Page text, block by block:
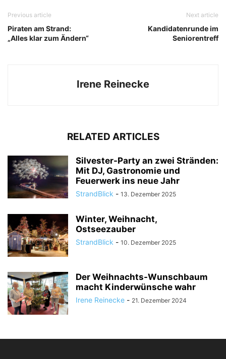
Previous article
Piraten am Strand:
„Alles klar zum Ändern“
Next article
Kandidatenrunde im
Seniorentreff
Irene Reinecke
RELATED ARTICLES
Silvester-Party an zwei Stränden:
Mit DJ, Gastronomie und
Feuerwerk ins neue Jahr
StrandBlick - 13. Dezember 2025
Winter, Weihnacht,
Ostseezauber
StrandBlick - 10. Dezember 2025
Der Weihnachts-Wunschbaum
macht Kinderwünsche wahr
Irene Reinecke - 21. Dezember 2024